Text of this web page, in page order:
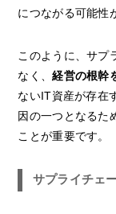
につながる可能性
このように、サプ
なく、経営の根幹
ないIT資産が存在
因の一つとなるた
ことが重要です。
サプライチェ